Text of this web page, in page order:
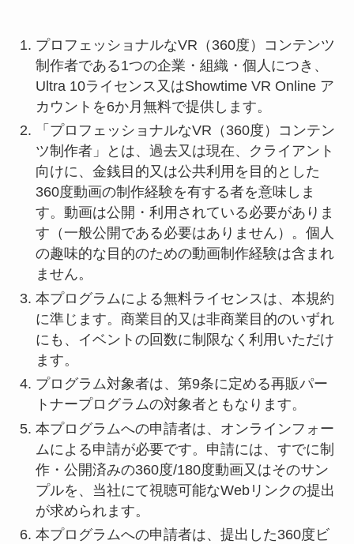
プロフェッショナルなVR（360度）コンテンツ
制作者である1つの企業・組織・個人につき、
Ultra 10ライセンス又はShowtime VR Online ア
カウントを6か月無料で提供します。
「プロフェッショナルなVR（360度）コンテン
ツ制作者」とは、過去又は現在、クライアント
向けに、金銭目的又は公共利用を目的とした
360度動画の制作経験を有する者を意味しま
す。動画は公開・利用されている必要がありま
す（一般公開である必要はありません）。個人
の趣味的な目的のための動画制作経験は含まれ
ません。
本プログラムによる無料ライセンスは、本規約
に準じます。商業目的又は非商業目的のいずれ
にも、イベントの回数に制限なく利用いただけ
ます。
プログラム対象者は、第9条に定める再販パー
トナープログラムの対象者ともなります。
本プログラムへの申請者は、オンラインフォー
ムによる申請が必要です。申請には、すでに制
作・公開済みの360度/180度動画又はそのサン
プルを、当社にて視聴可能なWebリンクの提出
が求められます。
本プログラムへの申請者は、提出した360度ビ